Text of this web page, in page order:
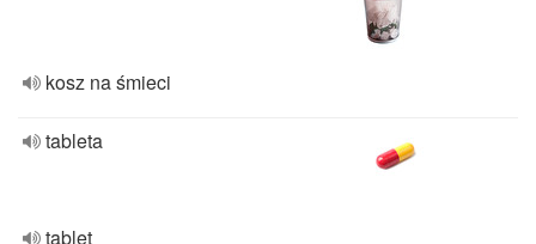
kosz na śmieci
tableta
tablet